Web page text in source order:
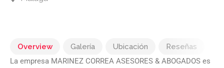
Overview Galería Ubicación
Reseñas
La empresa MARINEZ CORREA ASESORES & ABOGADOS es